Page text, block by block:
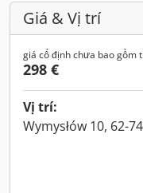
Giá & Vị trí
giá cố định chưa bao gồm
298 €
Vị trí:
Wymysłów 10, 62-